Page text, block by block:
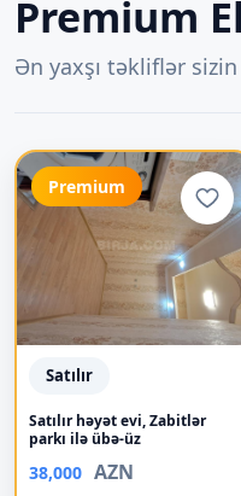
Premium
Ən yaxşı təkliflər
Premium
Satılır
Satılır həyət evi, Zabitlər
parkı ilə übə-üz
38,000 AZN